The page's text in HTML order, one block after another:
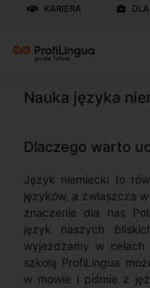
KARIERA
Nauka języka
Dlaczego warto
Język niemiecki to
języków, a zwłaszcza
znaczenie dla nas
język naszych
wyjeżdżamy w celach
szkołą ProfiLingua
w mowie i piśmie z